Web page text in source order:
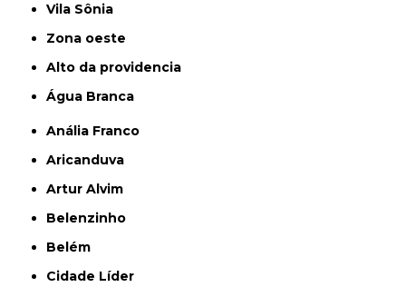
Vila Sônia
Zona oeste
alto da providencia
Água Branca
Anália Franco
Aricanduva
Artur Alvim
Belenzinho
Belém
Cidade Líder